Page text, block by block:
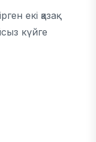
екі қазақ
күйге